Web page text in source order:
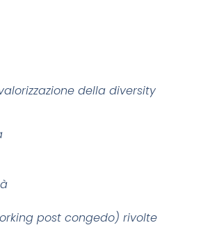
della diversity
post congedo) rivolte